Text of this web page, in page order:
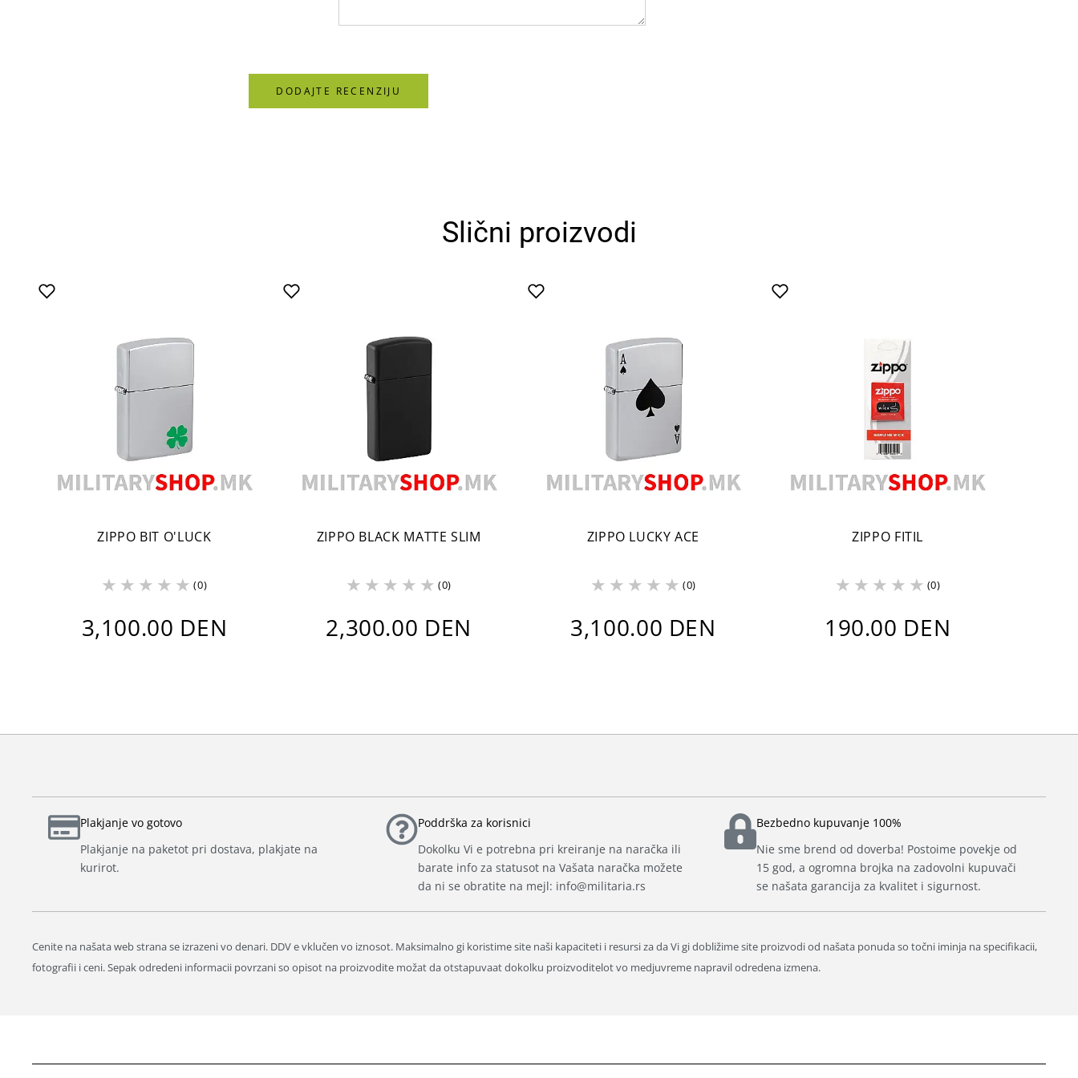
DODAJTE RECENZIJU
Slični proizvodi
ZIPPO BIT O'LUCK
(0)
3,100.00 DEN
ZIPPO BLACK MATTE SLIM
(0)
2,300.00 DEN
ZIPPO LUCKY ACE
(0)
3,100.00 DEN
ZIPPO FITIL
(0)
190.00 DEN
Plakjanje vo gotovo
Plakjanje na paketot pri dostava, plakjate na
kurirot.
Poddrška za korisnici
Dokolku Vi e potrebna pri kreiranje na naračka ili
barate info za statusot na Vašata naračka možete
da ni se obratite na mejl: info@militaria.rs
Bezbedno kupuvanje 100%
Nie sme brend od doverba! Postoime povekje od
15 god, a ogromna brojka na zadovolni kupuvači
se našata garancija za kvalitet i sigurnost.
Cenite na našata web strana se izrazeni vo denari. DDV e vklučen vo iznosot. Maksimalno gi koristime site naši kapaciteti i resursi za da Vi gi dobližime site proizvodi od našata ponuda so točni iminja na specifikacii,
fotografii i ceni. Sepak odredeni informacii povrzani so opisot na proizvodite možat da otstapuvaat dokolku proizvoditelot vo medjuvreme napravil odredena izmena.